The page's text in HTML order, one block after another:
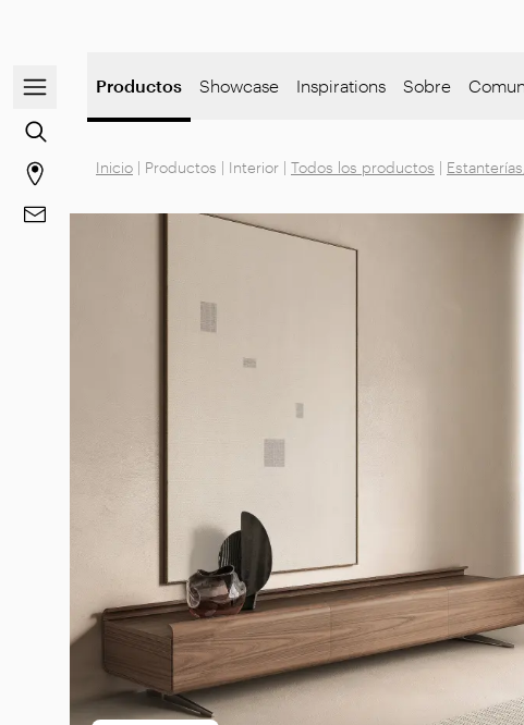
Abre/cierra el menú de navegación
Ve a la búsqueda de contenido
Ir a la página de tiendas
Ve a Contactos
Productos Showcase Inspirations Sobre
Inicio | Productos | Interior | Todos los productos |